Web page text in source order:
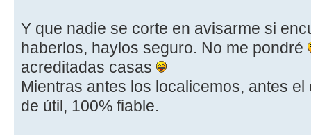
Y que nadie se corte en avisarme si
haberlos, haylos seguro. No me pondré
acreditadas casas
Mientras antes los localicemos, antes
de útil, 100% fiable.